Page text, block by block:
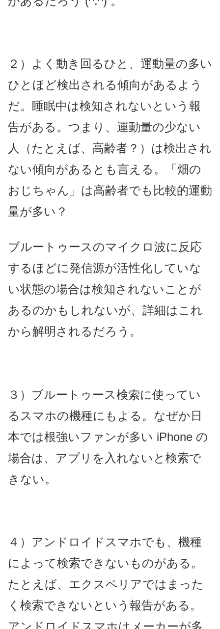
２）よく動き回るひと、運動量の多い
ひとほど検出される傾向があるよう
だ。睡眠中は検知されないという報
告がある。つまり、運動量の少ない
人（たとえば、高齢者？）は検出され
ない傾向があるとも言える。「畑の
おじちゃん」は高齢者でも比較的運動
量が多い？
ブルートゥースのマイクロ波に反応
するほどに発信源が活性化していな
い状態の場合は検知されないことが
あるのかもしれないが、詳細はこれ
から解明されるだろう。
３）ブルートゥース検索に使ってい
るスマホの機種にもよる。なぜか日
本では根強いファンが多い iPhone の
場合は、アプリを入れないと検索で
きない。
４）アンドロイドスマホでも、機種
によって検索できないものがある。
たとえば、エクスペリアではまった
く検索できないという報告がある。